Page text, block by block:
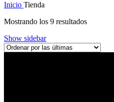
Inicio Tienda
Mostrando los 9 resultadosOrdenado
recientes
Show sidebar